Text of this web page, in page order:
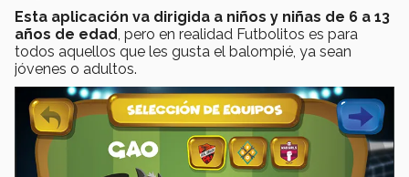
Esta aplicación va dirigida a niños y niñas de 6 a 13
años de edad , pero en realidad Futbolitos es para
todos aquellos que les gusta el balompié, ya sean
jóvenes o adultos.